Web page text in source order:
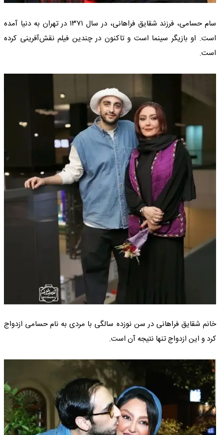
سام حسامی، فرزند شقایق فراهانی، در سال ۱۳۷۱ در تهران به دنیا آمده
است. او بازیگر سینما است و تاکنون در چندین فیلم نقش‌آفرینی کرده
است.
خانم شقایق فراهانی در سن نوزده سالگی با مردی به نام حسامی ازدواج
کرد و این ازدواج تنها نتیجه آن است.